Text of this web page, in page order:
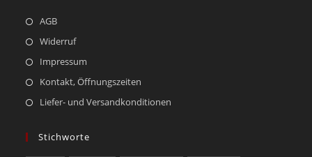
AGB
Widerruf
Impressum
Kontakt, Öffnungszeiten
Liefer- und Versandkonditionen
Stichworte